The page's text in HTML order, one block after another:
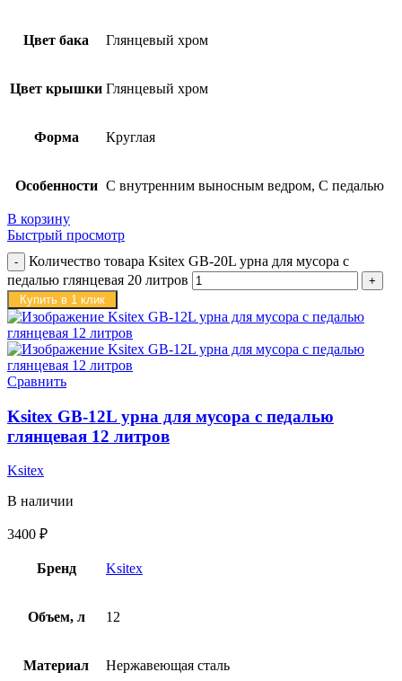
Цвет бака Глянцевый хром
Цвет крышки Глянцевый хром
Форма Круглая
Особенности С внутренним выносным ведром, С педалью
В корзину
Быстрый просмотр
Количество товара Ksitex GB-20L урна для мусора с
педалью глянцевая 20 литров
Купить в 1 клик
Сравнить
Ksitex GB-12L урна для мусора с педалью
глянцевая 12 литров
Ksitex
В наличии
3400 ₽
Бренд Ksitex
Объем, л 12
Материал Нержавеющая сталь